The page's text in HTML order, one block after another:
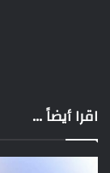
اقرا أيضاً ...